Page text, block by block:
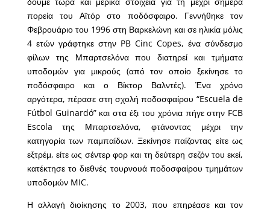
πορεία του Αϊτόρ στο ποδόσφαιρο. Γεννήθηκε τον
Φεβρουάριο του 1996 στη Βαρκελώνη και σε ηλικία μόλις
4 ετών γράφτηκε στην PB Cinc Copes, ένα σύνδεσμο
φίλων της Μπαρτσελόνα που διατηρεί και τμήματα
υποδομών για μικρούς (από τον οποίο ξεκίνησε το
ποδόσφαιρο και ο Βίκτορ Βαλντές). Ένα χρόνο
αργότερα, πέρασε στη σχολή ποδοσφαίρου “Escuela de
Fútbol Guinardó” και στα έξι του χρόνια πήγε στην FCB
Escola της Μπαρτσελόνα, φτάνοντας μέχρι την
κατηγορία των παμπαίδων. Ξεκίνησε παίζοντας είτε ως
εξτρέμ, είτε ως σέντερ φορ και τη δεύτερη σεζόν του εκεί,
κατέκτησε το διεθνές τουρνουά ποδοσφαίρου τμημάτων
υποδομών MIC.
Η αλλαγή διοίκησης το 2003, που επηρέασε και τον